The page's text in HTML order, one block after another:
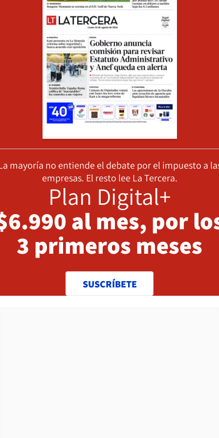
mayoría no entiende el debate por el impuesto a
empresas. El resto lee La Tercera.
Plan Digital+
al mes, por
3 primeros meses
SUSCRÍBETE